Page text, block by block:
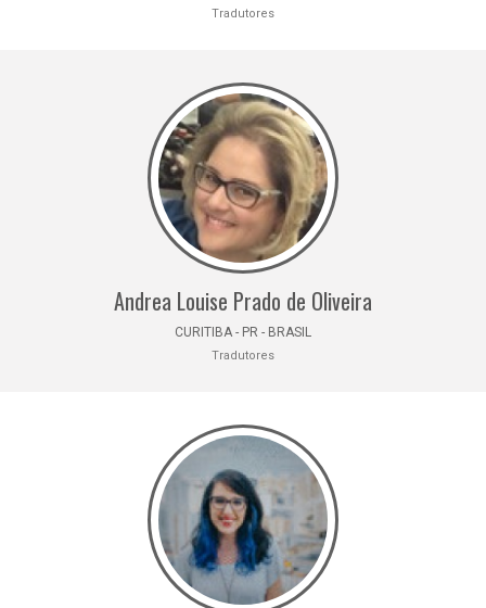
Tradutores
Andrea Louise Prado de Oliveira
CURITIBA - PR - BRASIL
Tradutores